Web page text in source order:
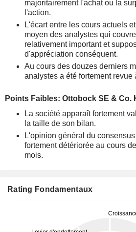
majoritairement l'achat ou la
l'action.
L'écart entre les cours actuels
moyen des analystes qui
relativement important et
d'appréciation conséquent.
Au cours des douzes derniers
analystes a été fortement revue
Points Faibles: Ottobock SE & Co.
La société apparaît fortement
la taille de son bilan.
L'opinion général du
fortement détériorée au cours
mois.
Rating Fondamentaux